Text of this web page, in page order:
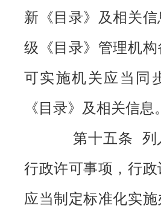
新《目录》及相关
级《目录》管理机
可实施机关应当同
《目录》及相关信息。
第十五条 列
行政许可事项，行
应当制定标准化实